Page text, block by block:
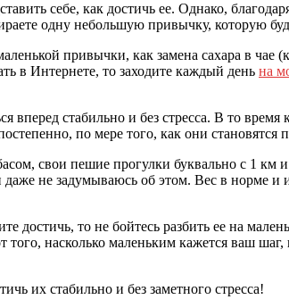
себе, как достичь ее. Однако,
одну небольшую привычку, которую
привычки, как замена сахара в чае
в Интернете, то заходите каждый день на
вперед стабильно и без стресса. В то
по мере того, как они
свои пешие прогулки буквально с 1 км
не задумываюсь об этом. Вес в норме
достичь, то не бойтесь разбить ее на
насколько маленьким кажется ваш
их стабильно и без заметного стресса!